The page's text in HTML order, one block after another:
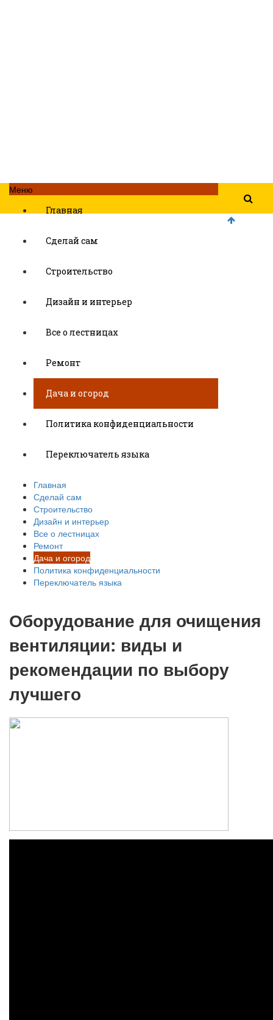
Меню
Главная
Сделай сам
Строительство
Дизайн и интерьер
Все о лестницах
Ремонт
Дача и огород
Политика конфиденциальности
Переключатель языка
Главная
Сделай сам
Строительство
Дизайн и интерьер
Все о лестницах
Ремонт
Дача и огород
Политика конфиденциальности
Переключатель языка
Оборудование для очищения
вентиляции: виды и
рекомендации по выбору
лучшего